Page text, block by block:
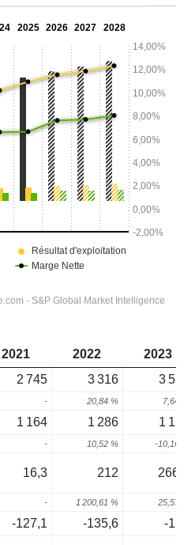
2021 2022
2023
2 745 3 316 3
- 20,84 % 7,64
1 164 1 286 1
- 10,52 % -10,16
16,3 212
- 1 200,61 % 25,57
-127,1 -135,6
-